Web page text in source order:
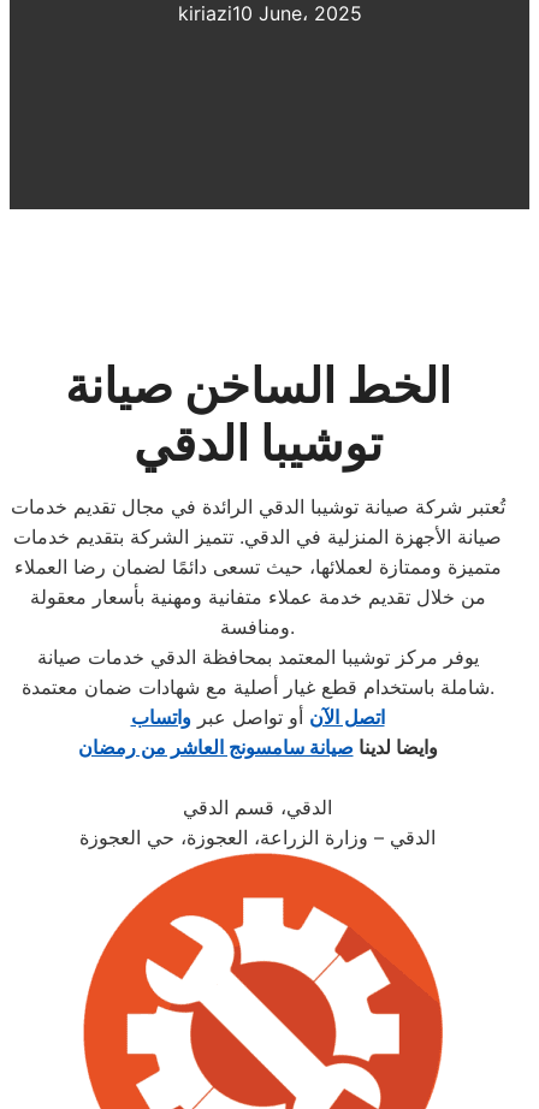
kiriazi10 June، 2025
الخط الساخن صيانة
توشيبا الدقي
تُعتبر شركة صيانة توشيبا الدقي الرائدة في مجال تقديم خدمات
صيانة الأجهزة المنزلية في الدقي. تتميز الشركة بتقديم خدمات
متميزة وممتازة لعملائها، حيث تسعى دائمًا لضمان رضا العملاء
من خلال تقديم خدمة عملاء متفانية ومهنية بأسعار معقولة
ومنافسة.
يوفر مركز توشيبا المعتمد بمحافظة الدقي خدمات صيانة
شاملة باستخدام قطع غيار أصلية مع شهادات ضمان معتمدة.
اتصل الآن أو تواصل عبرواتساب
وايضا لدينا صيانة سامسونج العاشر من رمضان
الدقي، قسم الدقي
الدقي – وزارة الزراعة، العجوزة، حي العجوزة